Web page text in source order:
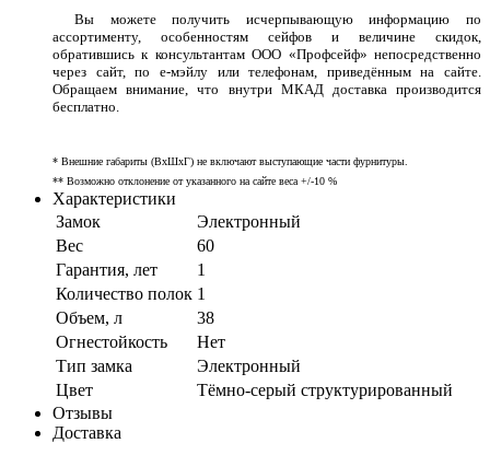
Вы можете получить исчерпывающую информацию по
ассортименту, особенностям сейфов и величине скидок,
обратившись к консультантам ООО «Профсейф» непосредственно
через сайт, по е-мэйлу или телефонам, приведённым на сайте.
Обращаем внимание, что внутри МКАД доставка производится
бесплатно.
* Внешние габариты (ВхШхГ) не включают выступающие части фурнитуры.
** Возможно отклонение от указанного на сайте веса +/-10 %
Характеристики
Замок
Электронный
Вес
60
Гарантия, лет
1
Количество полок 1
Объем, л
38
Огнестойкость
Нет
Тип замка
Электронный
Цвет
Тёмно-серый структурированный
Отзывы
Доставка